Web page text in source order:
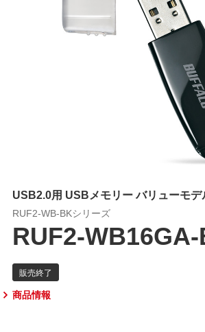
USB2.0用 USBメモリー バリューモデ
RUF2-WB-BKシリーズ
RUF2-
商品情報